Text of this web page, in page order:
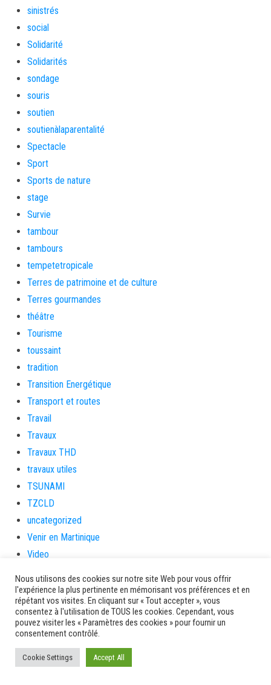
sinistrés
social
Solidarité
Solidarités
sondage
souris
soutien
soutienàlaparentalité
Spectacle
Sport
Sports de nature
stage
Survie
tambour
tambours
tempetetropicale
Terres de patrimoine et de culture
Terres gourmandes
théâtre
Tourisme
toussaint
tradition
Transition Energétique
Transport et routes
Travail
Travaux
Travaux THD
travaux utiles
TSUNAMI
TZCLD
uncategorized
Venir en Martinique
Video
Vie Municipale
Viechere
vigilanceROUGE
Village artisanal
Village artisanal et commercial
Nous utilisons des cookies sur notre site Web pour vous offrir
l'expérience la plus pertinente en mémorisant vos préférences et en
répétant vos visites. En cliquant sur « Tout accepter », vous
consentez à l'utilisation de TOUS les cookies. Cependant, vous
pouvez visiter les « Paramètres des cookies » pour fournir un
consentement contrôlé.
Cookie Settings Accept All